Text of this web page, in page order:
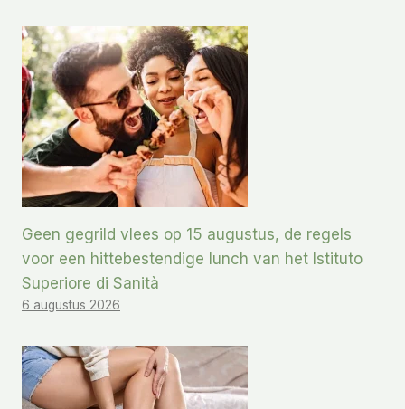
Geen gegrild vlees op 15 augustus, de regels
voor een hittebestendige lunch van het Istituto
Superiore di Sanità
6 augustus 2026